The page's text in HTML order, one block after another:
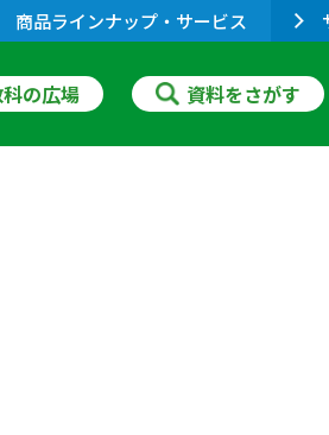
商品ラインナップ・サービス
の広場 資料をさがす